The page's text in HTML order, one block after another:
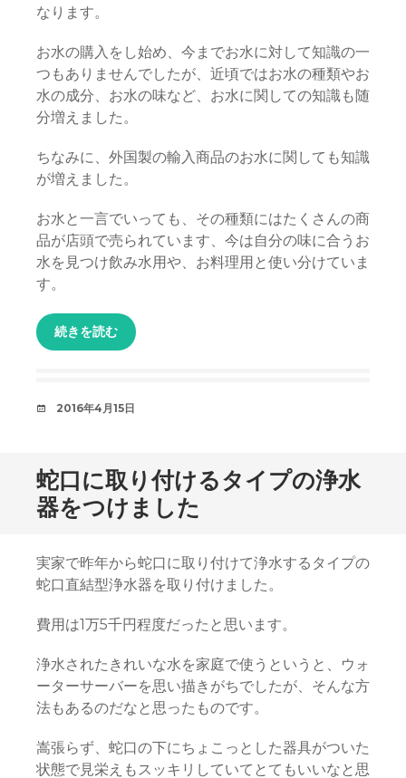
なります。
お水の購入をし始め、今までお水に対して知識の一
つもありませんでしたが、近頃ではお水の種類やお
水の成分、お水の味など、お水に関しての知識も随
分増えました。
ちなみに、外国製の輸入商品のお水に関しても知識
が増えました。
お水と一言でいっても、その種類にはたくさんの商
品が店頭で売られています、今は自分の味に合うお
水を見つけ飲み水用や、お料理用と使い分けていま
す。
続きを読む
日
2016年4月15日
蛇口に取り付けるタイプの浄水
器をつけました
実家で昨年から蛇口に取り付けて浄水するタイプの
蛇口直結型浄水器を取り付けました。
費用は1万5千円程度だったと思います。
浄水されたきれいな水を家庭で使うというと、ウォ
ーターサーバーを思い描きがちでしたが、そんな方
法もあるのだなと思ったものです。
嵩張らず、蛇口の下にちょこっとした器具がついた
状態で見栄えもスッキリしていてとてもいいなと思